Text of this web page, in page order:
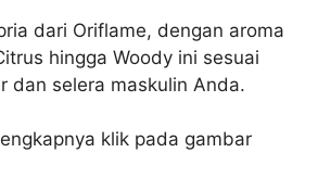
dari Oriflame, dengan aroma
hingga Woody ini sesuai
dan selera maskulin Anda.
klik pada gambar